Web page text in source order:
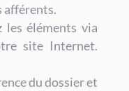
afférents.
les éléments via
site Internet.
du dossier et